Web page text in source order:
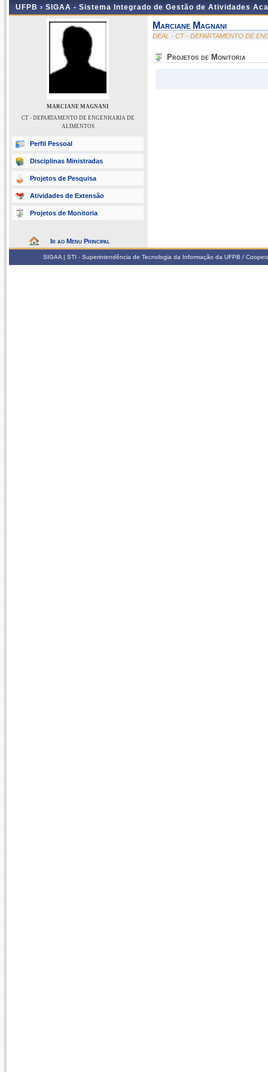
UFPB › SIGAA - Sistema Integrado de Gestão de Atividades
MARCIANE MAGNANI
CT - DEPARTAMENTO DE ENGENHARIA DE
ALIMENTOS
Perfil Pessoal
Disciplinas Ministradas
Projetos de Pesquisa
Atividades de Extensão
Projetos de Monitoria
Ir ao Menu Principal
Marciane Magnani
DEAL - CT - DEPARTAMENTO DE
Projetos de Monitoria
SIGAA | STI - Superintendência de Tecnologia da Informação da UFPB /